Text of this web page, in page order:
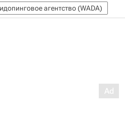
агентство (WADA)